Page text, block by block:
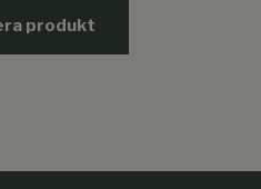
produkt